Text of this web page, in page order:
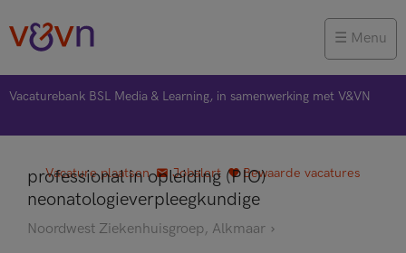
Menu
Vacaturebank BSL Media & Learning, in samenwerking met V&VN
Vacature plaatsen Jobalert Bewaarde vacatures
professional in opleiding (PIO)
neonatologieverpleegkundige
Noordwest Ziekenhuisgroep, Alkmaar